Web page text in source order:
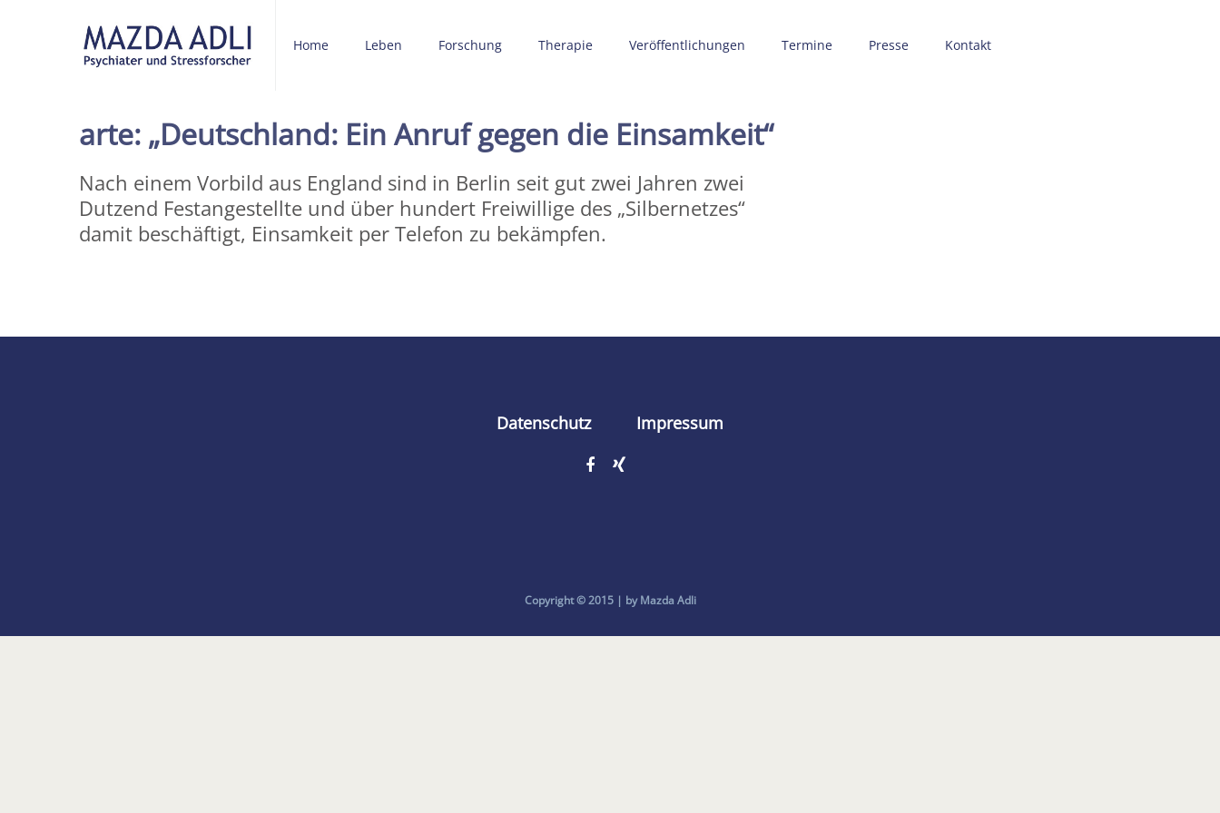
Home Leben Forschung Therapie Veröffentlichungen Termine Presse Kontakt
arte: „Deutschland: Ein Anruf gegen die Einsamkeit“
Nach einem Vorbild aus England sind in Berlin seit gut zwei Jahren zwei
Dutzend Festangestellte und über hundert Freiwillige des „Silbernetzes“
damit beschäftigt, Einsamkeit per Telefon zu bekämpfen.
Datenschutz Impressum
Copyright © 2015 | by Mazda Adli